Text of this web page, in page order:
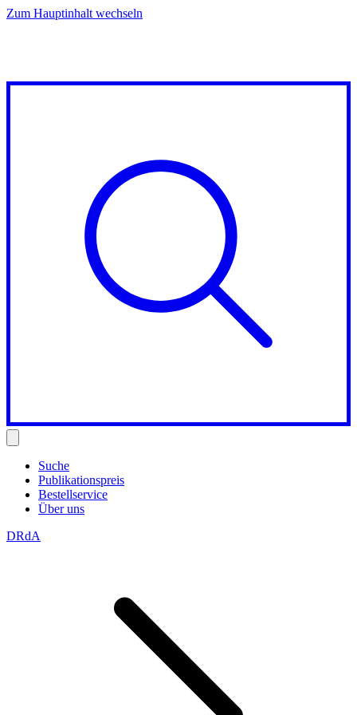
Zum Hauptinhalt wechseln
Suche
Publikationspreis
Bestellservice
Über uns
DRdA